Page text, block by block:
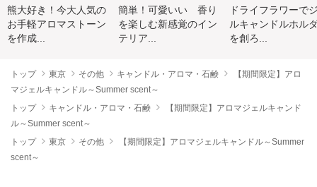
熊大好き！今大人気の
お手軽アロマストーン
を作成...
簡単！可愛いい 香り
を楽しむ新感覚のイン
テリア...
ドライフラワーで
ルキャンドルホル
を創ろ...
トップ 東京 その他 キャンドル・アロマ・石鹸
【期間限定】アロ
マジェルキャンドル～Summer scent～
トップ
キャンドル・アロマ・石鹸
【期間限定】アロマジェルキャンド
ル～Summer scent～
トップ
東京 その他
【期間限定】アロマジェルキャンドル～Summer
scent～